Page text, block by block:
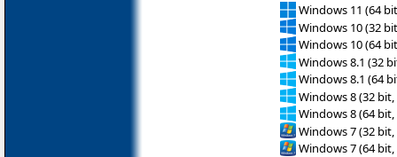
Windows 11 (64
Windows 10 (32
Windows 10 (64
Windows 8.1 (32
Windows 8.1 (64
Windows 8 (32 bit,
Windows 8 (64 bit,
Windows 7 (32 bit,
Windows 7 (64 bit,